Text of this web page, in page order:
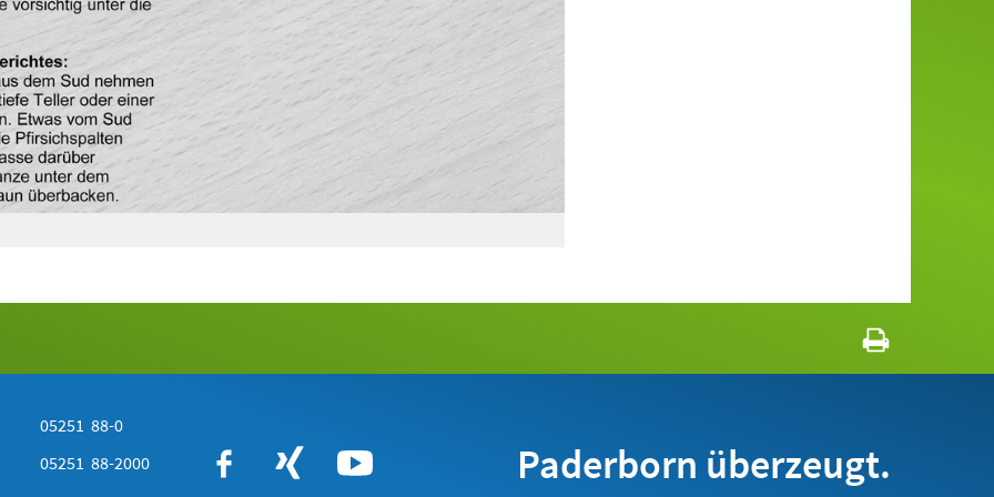
05251 88-0
05251 88-2000 Paderborn überzeugt.